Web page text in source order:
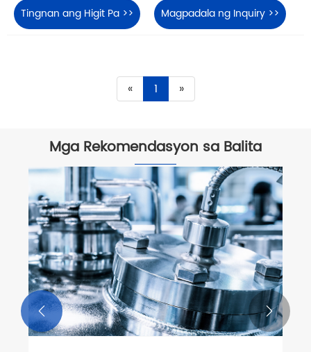
Tingnan ang Higit Pa >> Magpadala ng Inquiry >>
« 1 »
Mga Rekomendasyon sa Balita
 